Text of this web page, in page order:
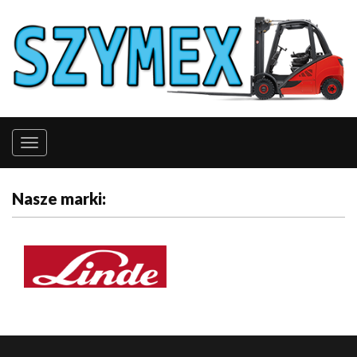
Nasze marki: